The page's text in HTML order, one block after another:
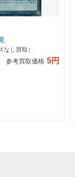
なし買取）
参考買取価格 5円